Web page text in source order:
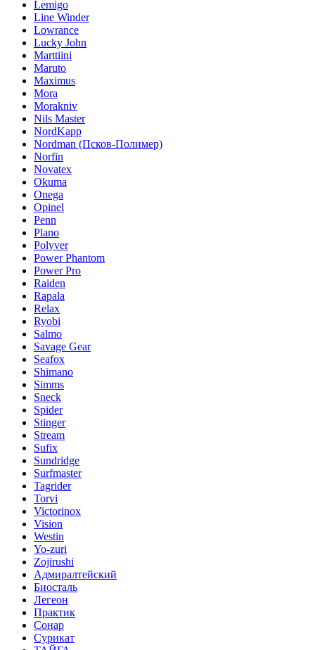
Lemigo
Line Winder
Lowrance
Lucky John
Marttiini
Maruto
Maximus
Mora
Morakniv
Nils Master
NordKapp
Nordman (Псков-Полимер)
Norfin
Novatex
Okuma
Onega
Opinel
Penn
Plano
Polyver
Power Phantom
Power Pro
Raiden
Rapala
Relax
Ryobi
Salmo
Savage Gear
Seafox
Shimano
Simms
Sneck
Spider
Stinger
Stream
Sufix
Sundridge
Surfmaster
Tagrider
Torvi
Victorinox
Vision
Westin
Yo-zuri
Zojirushi
Адмиралтейский
Биосталь
Легеон
Практик
Сонар
Сурикат